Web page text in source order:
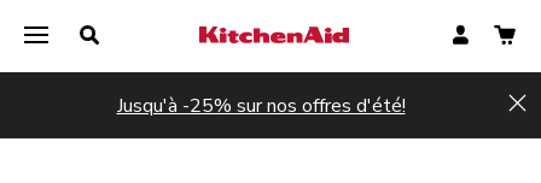
Jusqu'à -25% sur nos offres d'été!